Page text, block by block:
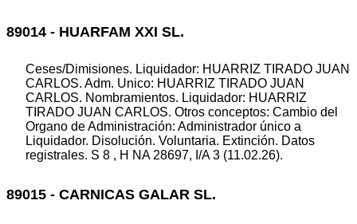
89014 - HUARFAM XXI SL.
Ceses/Dimisiones. Liquidador: HUARRIZ TIRADO JUAN
CARLOS. Adm. Unico: HUARRIZ TIRADO JUAN
CARLOS. Nombramientos. Liquidador: HUARRIZ
TIRADO JUAN CARLOS. Otros conceptos: Cambio del
Organo de Administración: Administrador único a
Liquidador. Disolución. Voluntaria. Extinción. Datos
registrales. S 8 , H NA 28697, I/A 3 (11.02.26).
89015 - CARNICAS GALAR SL.